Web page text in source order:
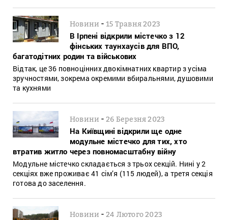
Новини -15 Травня 2023
В Ірпені відкрили містечко з 12
фінських таунхаусів для ВПО,
багатодітних родин та військових
Відтак, це 36 повноцінних двокімнатних квартир з усіма
зручностями, зокрема окремими вбиральнями, душовими
та кухнями
Новини -26 Березня 2023
На Київщині відкрили ще одне
модульне містечко для тих, хто
втратив житло через повномасштабну війну
Модульне містечко складається з трьох секцій. Нині у 2
секціях вже проживає 41 сім’я (115 людей), а третя секція
готова до заселення.
Новини -24 Лютого 2023